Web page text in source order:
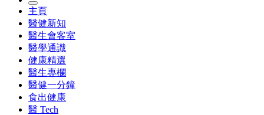
主頁
醫健新知
醫生會客室
醫學通識
健康精選
醫生專欄
醫健一分鐘
食出健康
醫 Tech